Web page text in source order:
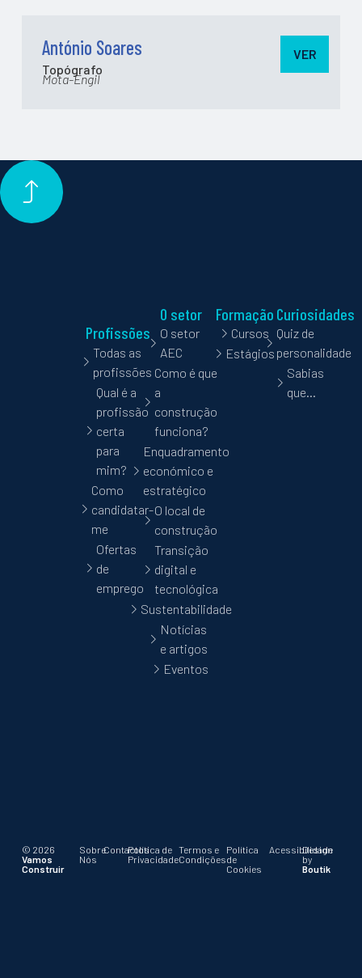
António Soares
Topógrafo
Mota-Engil
VER
Profissões
Todas as
profissões
Qual é a
profissão
certa
para
mim?
Como
candidatar-
me
Ofertas
de
emprego
O setor
O setor
AEC
Como é que
a
construção
funciona?
Enquadramento
económico e
estratégico
O local de
construção
Transição
digital e
tecnológica
Sustentabilidade
Notícias
e artigos
Eventos
Formação
Cursos
Estágios
Curiosidades
Quiz de
personalidade
Sabias
que…
© 2026
Vamos
Construir
Sobre
Nós
ContactosPolítica de
Privacidade
Termos e
Condições
Política
de
Cookies
Acessibilidade
Design
by
Boutik